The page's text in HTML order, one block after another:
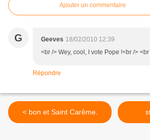
Ajouter un commentaire
G Geeves 18/02/2010 12:39
<br /> Wey, cool, I vote Pope !<br />
Répondre
< bon et Saint Carême.